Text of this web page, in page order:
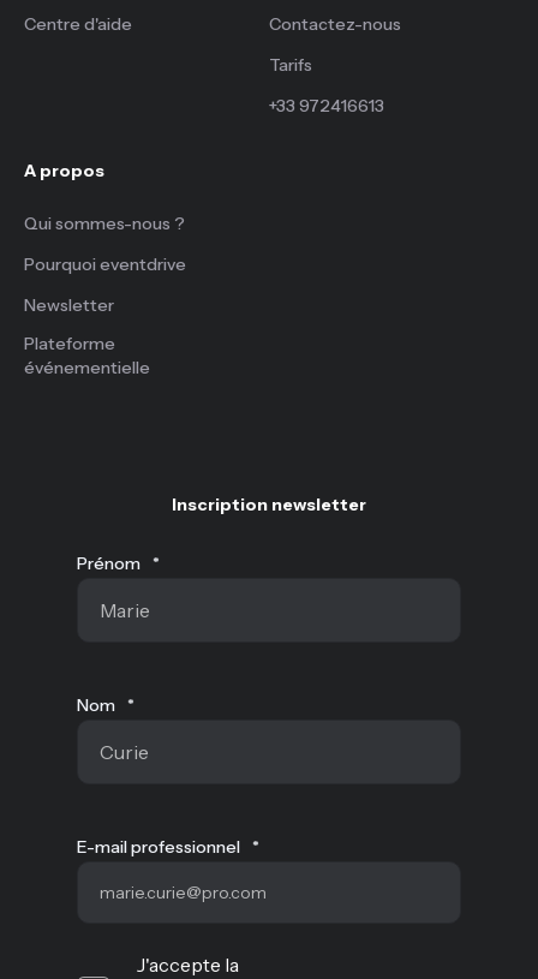
Centre d'aide
Contactez-nous
Tarifs
+33 972416613
A propos
Qui sommes-nous ?
Pourquoi eventdrive
Newsletter
Plateforme
événementielle
Inscription newsletter
Prénom *
Nom *
E-mail professionnel *
J'accepte la